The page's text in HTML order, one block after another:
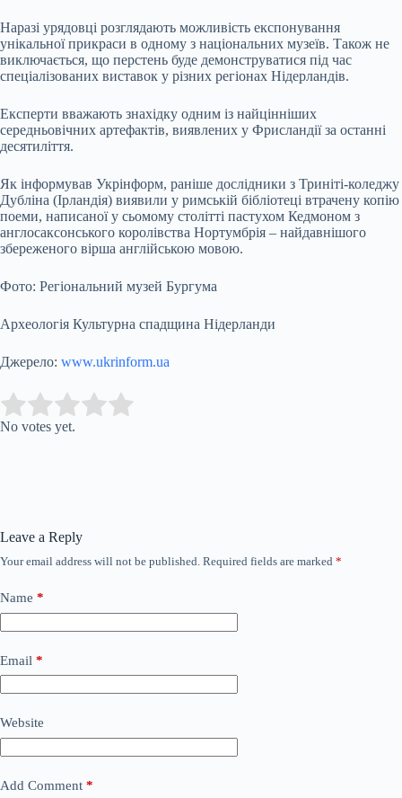
Наразі урядовці розглядають можливість експонування
унікальної прикраси в одному з національних музеїв. Також не
виключається, що перстень буде демонструватися під час
спеціалізованих виставок у різних регіонах Нідерландів.
Експерти вважають знахідку одним із найцінніших
середньовічних артефактів, виявлених у Фрисландії за останні
десятиліття.
Як інформував Укрінформ, раніше дослідники з Триніті-коледжу
Дубліна (Ірландія) виявили у римській бібліотеці втрачену копію
поеми, написаної у сьомому столітті пастухом Кедмоном з
англосаксонського королівства Нортумбрія – найдавнішого
збереженого вірша англійською мовою.
Фото: Регіональний музей Бургума
Археологія Культурна спадщина Нідерланди
Джерело: www.ukrinform.ua
Rate this item:
No votes yet.
Leave a Reply
Your email address will not be published. Required fields are marked *
Name *
Email *
Website
Add Comment *